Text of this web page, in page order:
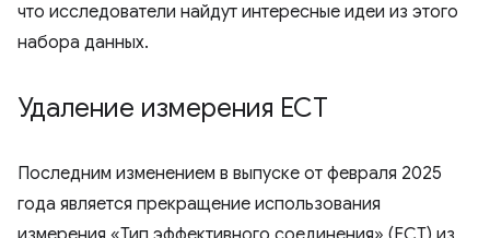
что исследователи найдут интересные идеи из этого
набора данных.
Удаление измерения ECT
Последним изменением в выпуске от февраля 2025
года является прекращение использования